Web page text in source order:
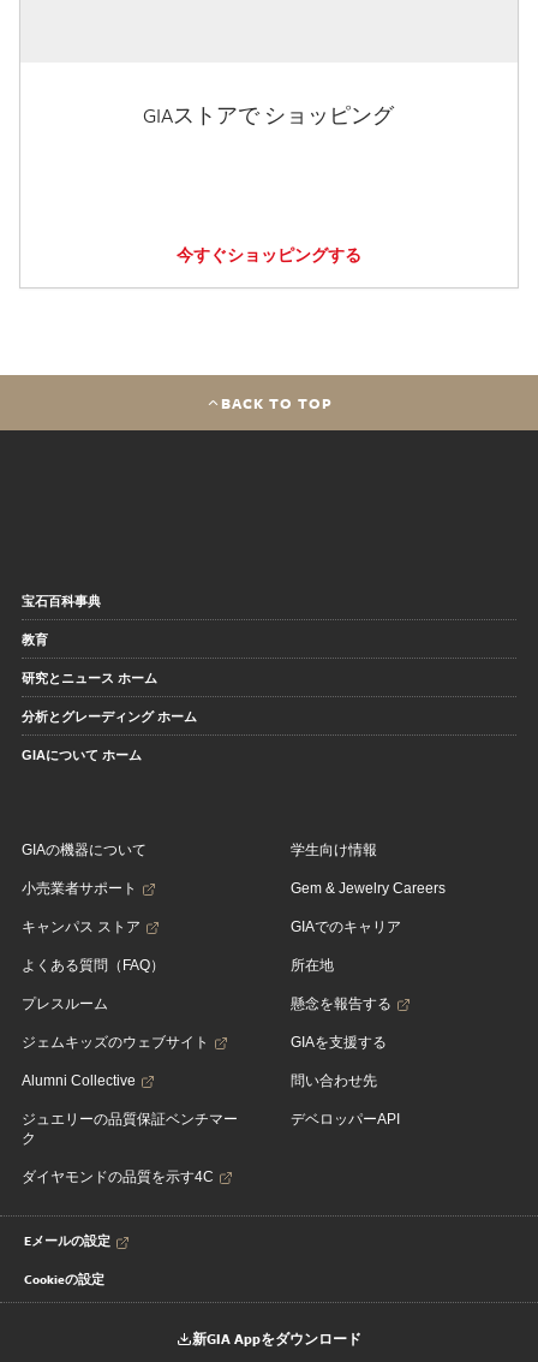
GIAストアで ショッピング
今すぐショッピングする
BACK TO TOP
宝石百科事典
教育
研究とニュース ホーム
分析とグレーディング ホーム
GIAについて ホーム
GIAの機器について
小売業者サポート
キャンパス ストア
よくある質問（FAQ）
プレスルーム
ジェムキッズのウェブサイト
Alumni Collective
ジュエリーの品質保証ベンチマー
ク
ダイヤモンドの品質を示す4C
学生向け情報
Gem & Jewelry Careers
GIAでのキャリア
所在地
懸念を報告する
GIAを支援する
問い合わせ先
デベロッパーAPI
Eメールの設定
Cookieの設定
新GIA Appをダウンロード